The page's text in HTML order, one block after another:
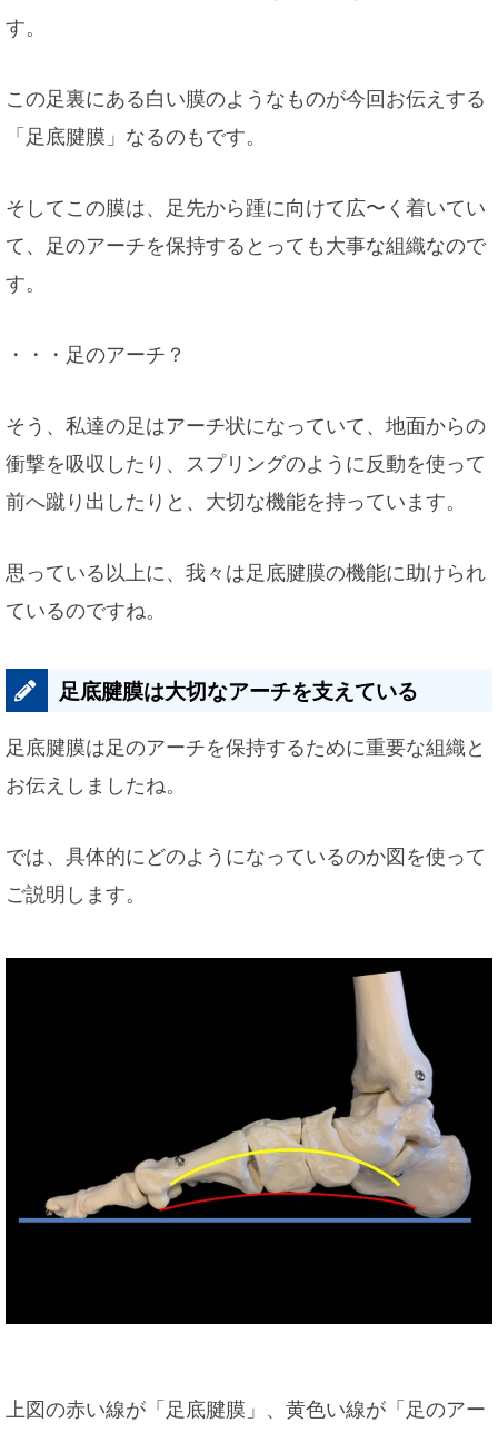
す。
この足裏にある白い膜のようなものが今回お伝えする
「足底腱膜」なるのもです。
そしてこの膜は、足先から踵に向けて広〜く着いてい
て、足のアーチを保持するとっても大事な組織なので
す。
・・・足のアーチ？
そう、私達の足はアーチ状になっていて、地面からの
衝撃を吸収したり、スプリングのように反動を使って
前へ蹴り出したりと、大切な機能を持っています。
思っている以上に、我々は足底腱膜の機能に助けられ
ているのですね。
足底腱膜は大切なアーチを支えている
足底腱膜は足のアーチを保持するために重要な組織と
お伝えしましたね。
では、具体的にどのようになっているのか図を使って
ご説明します。
上図の赤い線が「足底腱膜」、黄色い線が「足のアー